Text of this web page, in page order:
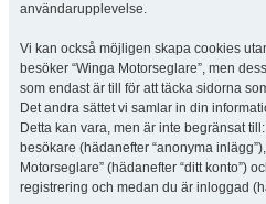
användarupplevelse.
Vi kan också möjligen skapa cookies
besöker “Winga Motorseglare”, men
som endast är till för att täcka sidorna
Det andra sättet vi samlar in din
Detta kan vara, men är inte begränsat
besökare (hädanefter “anonyma
Motorseglare” (hädanefter “ditt konto”)
registrering och medan du är inloggad